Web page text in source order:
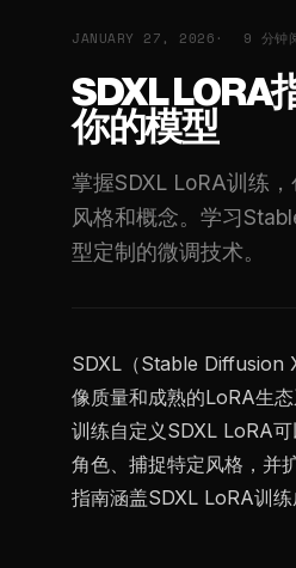
JANUARY 27, 2026 9 分钟
SDXL LORA
你的模型
掌握SDXL LoRA训练，
风格和概念。学习
型定制的微调技术。
SDXL（Stable Diffusion
像质量和成熟的LoRA生态
训练自定义SDXL LoRA
角色、捕捉特定风格，并
指南涵盖SDXL LoRA训练